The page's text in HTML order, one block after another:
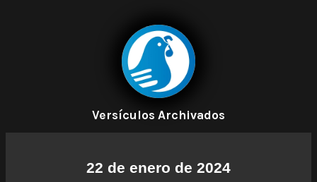
Versículos Archivados
22 de enero de 2024